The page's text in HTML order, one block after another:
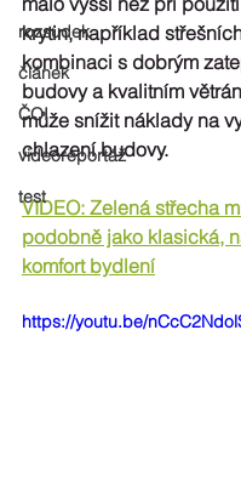
rozsudek
článek
ČOI
videoreportáž
test
krytin, například
kombinaci s dobrým
budovy a kvalitním
může snížit náklady na
chlazení budovy.
VIDEO: Zelená střecha
podobně jako klasická,
komfort bydlení
https://youtu.be/